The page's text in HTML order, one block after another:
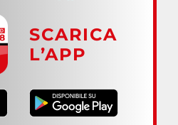
SCARICA
L’APP